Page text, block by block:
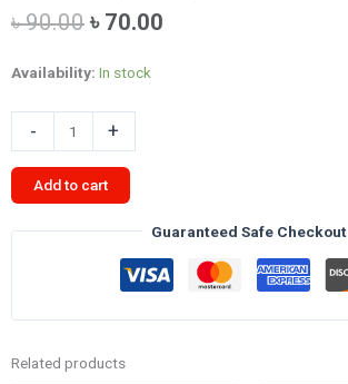
৳90.00 Original
was:
৳ 70.00
Availability: In stock
-
আদা
(আমদানী
)
+
Add to cart
Guaranteed Safe Checkout
Related products